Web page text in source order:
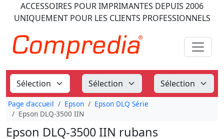
ACCESSOIRES POUR IMPRIMANTES DEPUIS 2006
UNIQUEMENT POUR LES CLIENTS PROFESSIONNELS
Page d'accueil Epson
Epson DLQ Série
Epson DLQ-3500 IIN
Epson DLQ-3500 IIN rubans